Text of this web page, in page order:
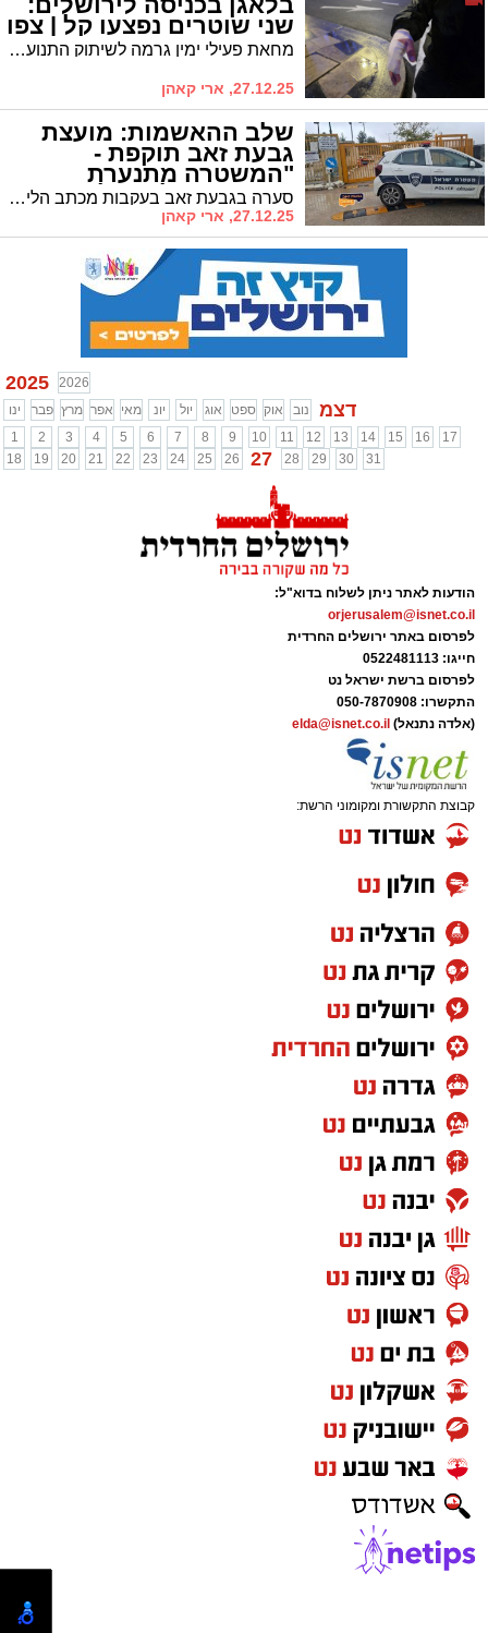
שני שוטרים נפצעו קל | צפו
מחאת פעילי ימין גרמה לשיתוק התנועה סמוך לגשר המיתרים ולציר הרכבת הקלה • הכניסה והיציאה מהעיר נחסמו לסירוגין
27.12.25, ארי קאהן
שלב ההאשמות: מועצת
גבעת זאב תוקפת -
"המשטרה מתנערת
מאחריותה למחדל" סערה בגבעת זאב בעקבות מכתב הליקויים החריף של מפקד הגזרה • במועצה מגיבים וטוענים להתנערות מאחריות ודורשים חזרה לשיח מקצועי
27.12.25, ארי קאהן
2025
2026
ינו
פבר מרץ אפר מאי יונ יול אוג ספט אוק נוב דצמ
1 2 3 4 5 6 7 8 9 10 11 12 13 14 15 16
17
18
19 20 21 22 23 24 25 26 27 28 29 30 31
הודעות לאתר ניתן לשלוח בדוא"ל:
orjerusalem@isnet.co.il
לפרסום באתר ירושלים החרדית
חייגו: 0522481113
לפרסום ברשת ישראל נט
התקשרו: 050-7870908
(אלדה נתנאל) elda@isnet.co.il
קבוצת התקשורת ומקומוני הרשת: